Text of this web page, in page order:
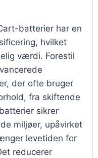
batterier har en
hvilket
værdi. Forestil
der ofte bruger
fra skiftende
sikrer
miljøer, upåvirket
levetiden for
reducerer